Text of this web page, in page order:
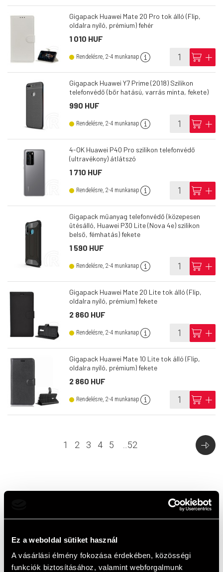
Ez a weboldal sütiket használ
A vásárlási élmény fokozása érdekében, közösségi
funkciók biztosításához, valamint webforgalmunk
Gigapack Huawei Mate 20 Pro tok álló (Flip,
oldalra nyíló, prémium) fehér
1 010 HUF
Rendelésre, 2-4 munkanap info cart add
Gigapack Huawei Y7 Prime (2018) Szilikon
telefonvédő (bőr hatású, varrás minta, fekete)
990 HUF
Rendelésre, 2-4 munkanap info cart add
4-OK Huawei P40 Pro szilikon telefonvédő
(ultravékony) átlátszó
1 710 HUF
Rendelésre, 2-4 munkanap info cart add
Gigapack műanyag telefonvédő (közepesen
ütésálló, Huawei P30 Lite (Nova 4e) szilikon
belső, fémhatás) fekete
1 590 HUF
Rendelésre, 2-4 munkanap info cart add
Gigapack Huawei Mate 20 Lite tok álló (Flip,
oldalra nyíló, prémium) fekete
2 860 HUF
Rendelésre, 2-4 munkanap info cart add
Gigapack Huawei Mate 10 Lite tok álló (Flip,
oldalra nyíló, prémium) fekete
2 860 HUF
Rendelésre, 2-4 munkanap info cart add
1 2 3 4 5 52